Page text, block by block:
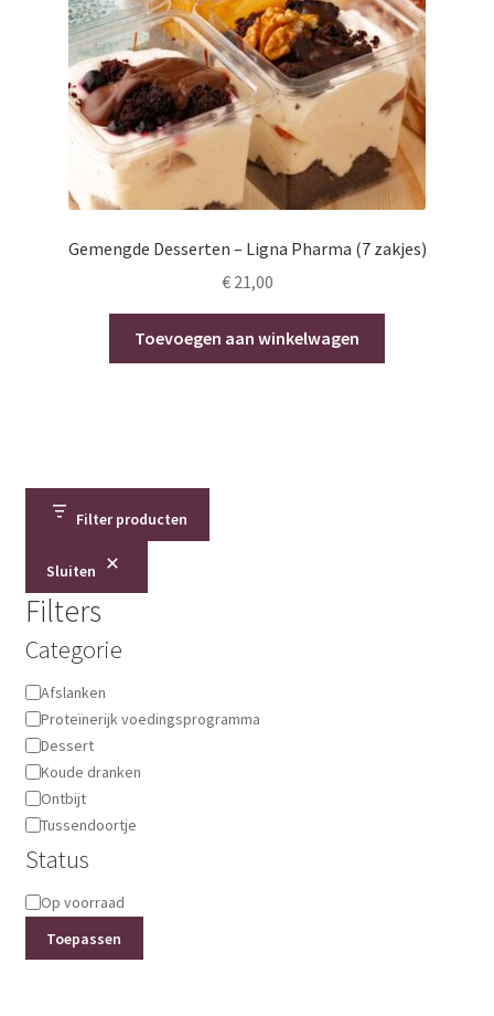
Gemengde Desserten – Ligna Pharma (7 zakjes)
€21,00
Toevoegen aan winkelwagen
Filter producten
Sluiten
Filters
Categorie
Categorie
Afslanken
Proteïnerijk voedingsprogramma
Dessert
Koude dranken
Ontbijt
Tussendoortje
Status
Status
Op voorraad
Toepassen